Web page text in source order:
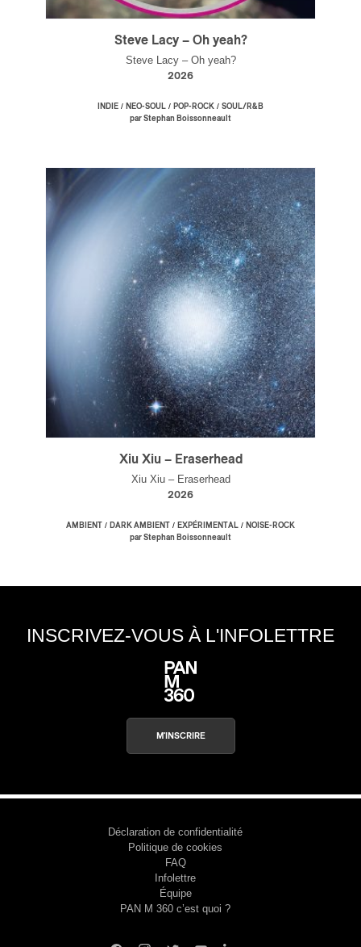
Steve Lacy – Oh yeah?
Steve Lacy – Oh yeah?
2026
INDIE / NEO-SOUL / POP-ROCK / SOUL/R&B
par Stephan Boissonneault
Xiu Xiu – Eraserhead
Xiu Xiu – Eraserhead
2026
AMBIENT / DARK AMBIENT / EXPÉRIMENTAL / NOISE-ROCK
par Stephan Boissonneault
INSCRIVEZ-VOUS À L'INFOLETTRE
M'INSCRIRE
Déclaration de confidentialité
Politique de cookies
FAQ
Infolettre
Équipe
PAN M 360 c’est quoi ?